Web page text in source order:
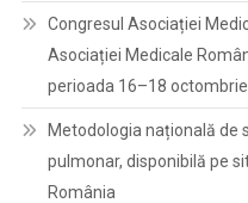
Congresul Asociației
Asociației Medicale
perioada 16–18
Metodologia națională de
pulmonar, disponibilă pe
România